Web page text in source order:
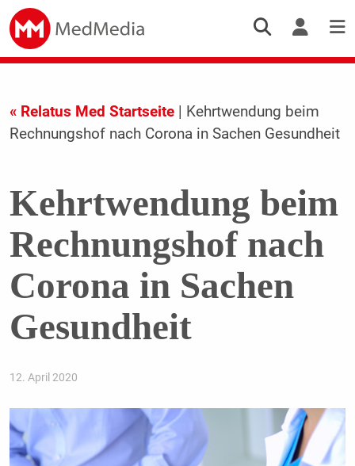
« Relatus Med Startseite| Kehrtwendung beim
Rechnungshof nach Corona in Sachen Gesundheit
Kehrtwendung beim
Rechnungshof nach
Corona in Sachen
Gesundheit
12. April 2020